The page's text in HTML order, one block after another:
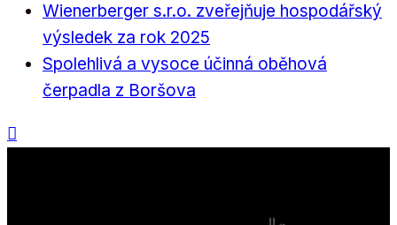
Wienerberger s.r.o. zveřejňuje hospodářský
výsledek za rok 2025
Spolehlivá a vysoce účinná oběhová
čerpadla z Boršova